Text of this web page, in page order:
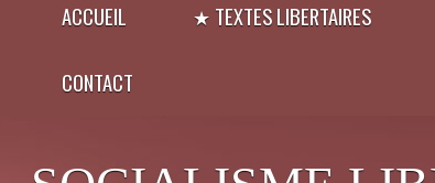
ACCUEIL ★ TEXTES LIBERTAIRES
CONTACT